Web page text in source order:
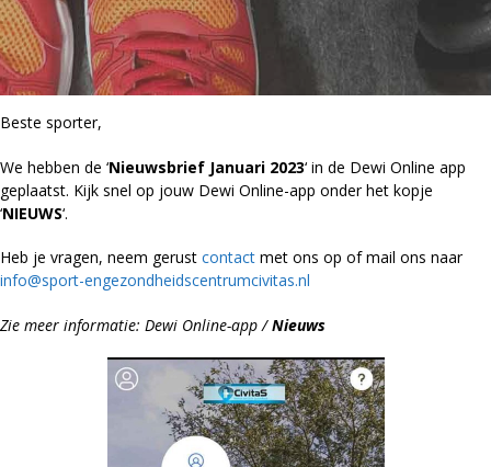
Beste sporter,
We hebben de ‘Nieuwsbrief Januari 2023‘ in de Dewi Online app
geplaatst. Kijk snel op jouw Dewi Online-app onder het kopje
‘NIEUWS‘.
Heb je vragen, neem gerust contact met ons op of mail ons naar
info@sport-engezondheidscentrumcivitas.nl
Zie meer informatie: Dewi Online-app /Nieuws